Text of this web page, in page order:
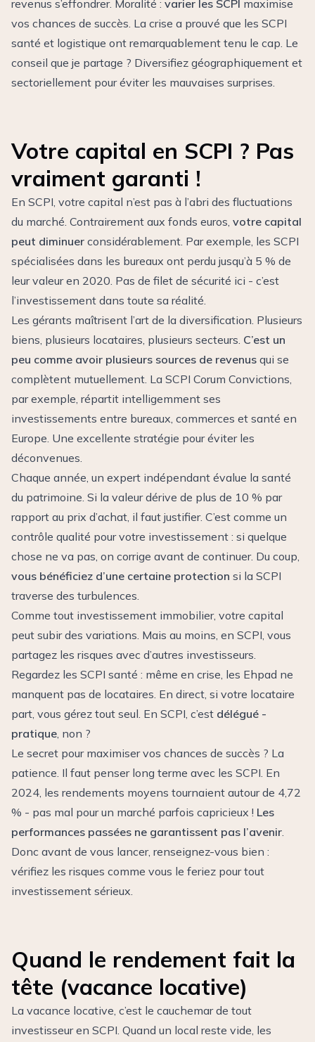
revenus s’effondrer. Moralité : varier les SCPI maximise
vos chances de succès. La crise a prouvé que les SCPI
santé et logistique ont remarquablement tenu le cap. Le
conseil que je partage ? Diversifiez géographiquement et
sectoriellement pour éviter les mauvaises surprises.
Votre capital en SCPI ? Pas
vraiment garanti !
En SCPI, votre capital n’est pas à l’abri des fluctuations
du marché. Contrairement aux fonds euros, votre capital
peut diminuer considérablement. Par exemple, les SCPI
spécialisées dans les bureaux ont perdu jusqu’à 5 % de
leur valeur en 2020. Pas de filet de sécurité ici - c’est
l’investissement dans toute sa réalité.
Les gérants maîtrisent l’art de la diversification. Plusieurs
biens, plusieurs locataires, plusieurs secteurs. C’est un
peu comme avoir plusieurs sources de revenus qui se
complètent mutuellement. La SCPI Corum Convictions,
par exemple, répartit intelligemment ses
investissements entre bureaux, commerces et santé en
Europe. Une excellente stratégie pour éviter les
déconvenues.
Chaque année, un expert indépendant évalue la santé
du patrimoine. Si la valeur dérive de plus de 10 % par
rapport au prix d’achat, il faut justifier. C’est comme un
contrôle qualité pour votre investissement : si quelque
chose ne va pas, on corrige avant de continuer. Du coup,
vous bénéficiez d’une certaine protection si la SCPI
traverse des turbulences.
Comme tout investissement immobilier, votre capital
peut subir des variations. Mais au moins, en SCPI, vous
partagez les risques avec d’autres investisseurs.
Regardez les SCPI santé : même en crise, les Ehpad ne
manquent pas de locataires. En direct, si votre locataire
part, vous gérez tout seul. En SCPI, c’est délégué -
pratique, non ?
Le secret pour maximiser vos chances de succès ? La
patience. Il faut penser long terme avec les SCPI. En
2024, les rendements moyens tournaient autour de 4,72
% - pas mal pour un marché parfois capricieux ! Les
performances passées ne garantissent pas l’avenir.
Donc avant de vous lancer, renseignez-vous bien :
vérifiez les risques comme vous le feriez pour tout
investissement sérieux.
Quand le rendement fait la
tête (vacance locative)
La vacance locative, c’est le cauchemar de tout
investisseur en SCPI. Quand un local reste vide, les